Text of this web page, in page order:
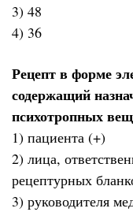
3) 48
4) 36
Рецепт в форме
содержащий
психотропных
1) пациента (+)
2) лица,
рецептурных
3) руководителя